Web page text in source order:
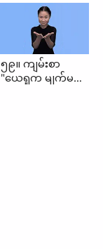
၅၉။ ကျမ်းစာ
"ယေရှုက မျက်မမြင်